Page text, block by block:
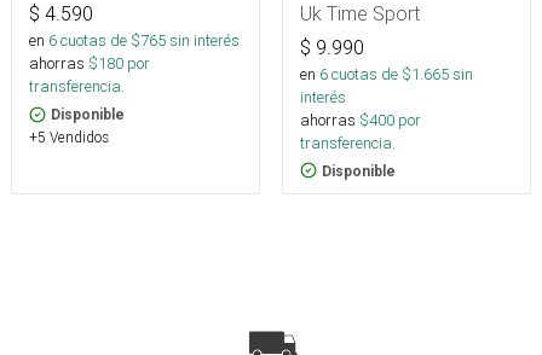
$ 4.590
en 6cuotas de $765sin interés
ahorras $180 por
transferencia.
Disponible
+5 Vendidos
Uk Time Sport
$ 9.990
en 6cuotas de $1.665sin
interés
ahorras $400 por
transferencia.
Disponible